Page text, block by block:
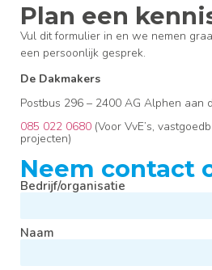
Plan een
Vul dit formulier in en we nemen
een persoonlijk gesprek.
De Dakmakers
Postbus 296 – 2400 AG Alphen aan
085 022 0680 (Voor VvE’s,
projecten)
Neem contact
Bedrijf/organisatie
Naam